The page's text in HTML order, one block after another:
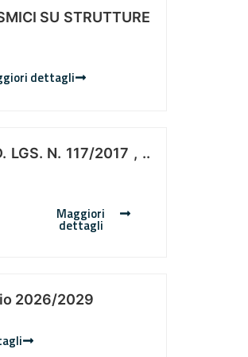
SU STRUTTURE
dettagli
LGS. N. 117/2017 , ..
Maggiori
dettagli
2026/2029